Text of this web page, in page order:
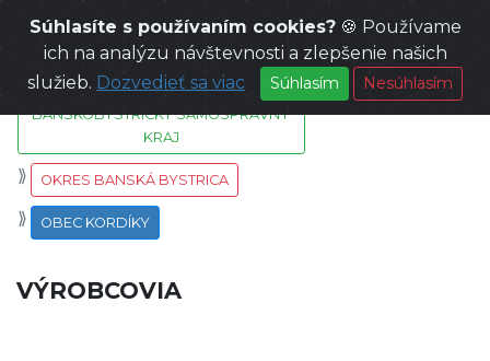
SLOVENSKO
BANSKOBYSTRICKÝ SAMOSPRÁVNY
KRAJ
OKRES BANSKÁ BYSTRICA
OBEC KORDÍKY
VÝROBCOVIA
Súhlasíte s používaním cookies?🍪 Používame
ich na analýzu návštevnosti a zlepšenie našich
služieb. Dozvedieť sa viac Súhlasím Nesúhlasím